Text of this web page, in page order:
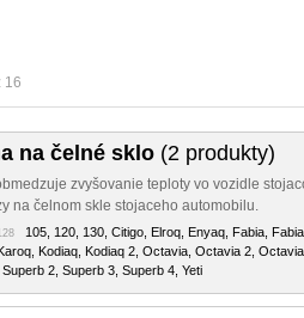
16
na čelné sklo (2 produkty)
zvyšovanie teploty vo vozidle
na čelnom skle stojaceho automobilu.
105, 120, 130, Citigo, Elroq, Enyaq, Fabia,
Kodiaq, Kodiaq 2, Octavia, Octavia 2,
2, Superb 3, Superb 4, Yeti